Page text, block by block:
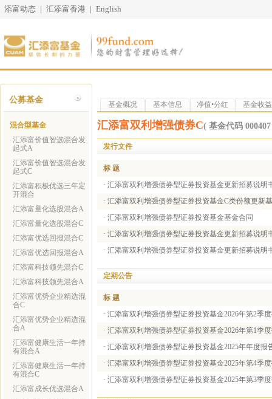
添富动态 | 汇添富香港 | English
公募基金
混合型基金
汇添富价值智选混合发
起式A
汇添富价值智选混合发
起式C
汇添富积极优选三年定
开混合
汇添富量化选股混合A
汇添富量化选股混合C
汇添富优选回报混合C
汇添富优选回报混合A
汇添富科技领先混合C
汇添富科技领先混合A
汇添富优势企业精选混
合C
汇添富优势企业精选混
合A
汇添富健康生活一年持
有混合A
汇添富健康生活一年持
有混合C
汇添富成长优选混合A
基金概况 基本信息 净值•分红 基金收益
汇添富双利增强债券C( 基金代码
发行文件
标 题
· 汇添富双利增强债券型证券投资基金更新招募说明
· 汇添富双利增强债券型证券投资基金C类份额更新
· 汇添富双利增强债券型证券投资基金基金合同
· 汇添富双利增强债券型证券投资基金更新招募说明
· 汇添富双利增强债券型证券投资基金更新招募说明
定期公告
标 题
· 汇添富双利增强债券型证券投资基金2026年第2季
· 汇添富双利增强债券型证券投资基金2026年第1季
· 汇添富双利增强债券型证券投资基金2025年年度报
· 汇添富双利增强债券型证券投资基金2025年第4季
· 汇添富双利增强债券型证券投资基金2025年第3季